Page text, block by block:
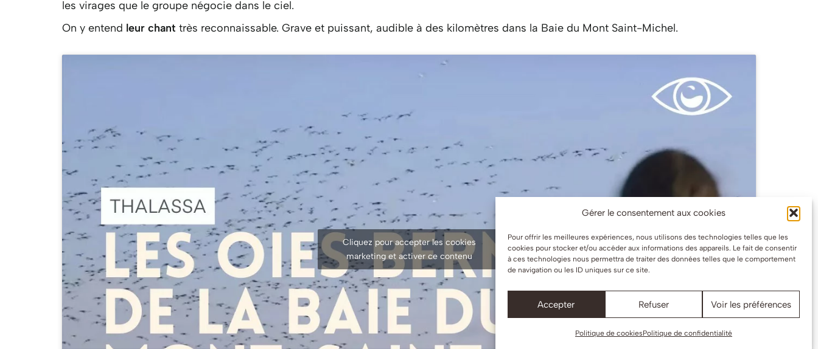
Gérer le consentement aux cookies
Pour offrir les meilleures expériences, nous utilisons des technologies telles que les
cookies pour stocker et/ou accéder aux informations des appareils. Le fait de consentir
à ces technologies nous permettra de traiter des données telles que le comportement
de navigation ou les ID uniques sur ce site.
Accepter Refuser Voir les préférences
Politique de cookiesPolitique de confidentialité
les virages que le groupe négocie dans le ciel.
On y entend leur chant très reconnaissable. Grave et puissant, audible à des kilomètres dans la Baie du Mont Saint-Michel.
Cliquez pour accepter les cookies
marketing et activer ce contenu